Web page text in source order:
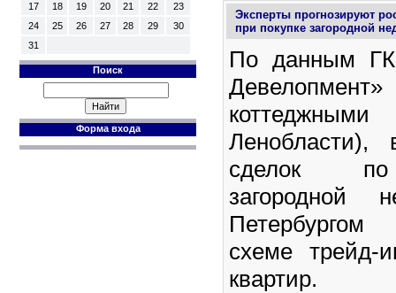
17
18 19 20 21 22
23
24
25 26 27 28 29
30
31
Поиск
Форма входа
Эксперты прогнозируют
при покупке загородной
По данным
сделок по
загородной
схеме трейд-
квартир.